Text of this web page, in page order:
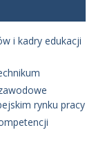
i kadry edukacji
rynku pracy